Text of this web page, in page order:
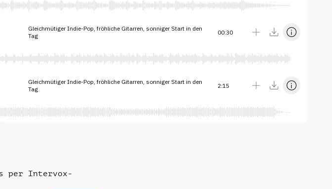
Gleichmütiger Indie-Pop, fröhliche Gitarren, sonniger Start in den
Tag
00:30
Gleichmütiger Indie-Pop, fröhliche Gitarren, sonniger Start in den
Tag
2:15
per Intervox-